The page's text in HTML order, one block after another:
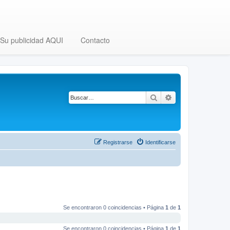
publicidad AQUI Contacto
Buscar
Identificarse
Registrarse
Se encontraron 0 coincidencias • Página 1 de 1
Se encontraron 0 coincidencias • Página 1 de 1